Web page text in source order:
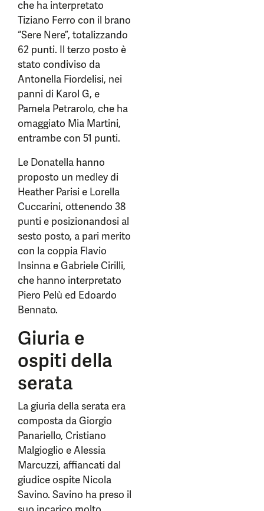
che ha interpretato
Tiziano Ferro con il brano
“Sere Nere”, totalizzando
62 punti. Il terzo posto è
stato condiviso da
Antonella Fiordelisi, nei
panni di Karol G, e
Pamela Petrarolo, che ha
omaggiato Mia Martini,
entrambe con 51 punti.
Le Donatella hanno
proposto un medley di
Heather Parisi e Lorella
Cuccarini, ottenendo 38
punti e posizionandosi al
sesto posto, a pari merito
con la coppia Flavio
Insinna e Gabriele Cirilli,
che hanno interpretato
Piero Pelù ed Edoardo
Bennato.
Giuria e
ospiti della
serata
La giuria della serata era
composta da Giorgio
Panariello, Cristiano
Malgioglio e Alessia
Marcuzzi, affiancati dal
giudice ospite Nicola
Savino. Savino ha preso il